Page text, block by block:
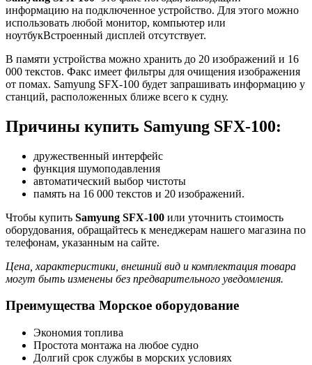
информацию на подключенное устройство. Для этого можно
использовать любой монитор, компьютер или
ноутбукВстроенный дисплей отсутствует.
В памяти устройства можно хранить до 20 изображений и 16
000 текстов. Факс имеет фильтры для очищения изображения
от помах. Samyung SFX-100 будет запрашивать информацию у
станций, расположенных ближе всего к судну.
Причины купить Samyung SFX-100:
дружественный интерфейс
функция шумоподавления
автоматический выбор чистоты
память на 16 000 текстов и 20 изображений.
Чтобы купить Samyung SFX-100 или уточнить стоимость
оборудования, обращайтесь к менеджерам нашего магазина по
телефонам, указанным на сайте.
Цена, характеристики, внешний вид и комплектация товара
могут быть изменены без предварительного уведомления.
Преимущества Морское оборудование
Экономия топлива
Простота монтажа на любое судно
Долгий срок службы в морских условиях